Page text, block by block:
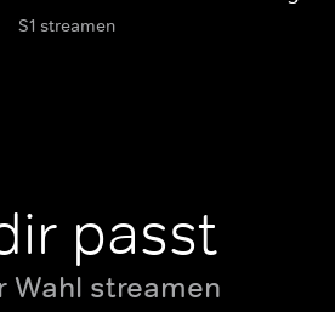
S1 streamen
passt
Wahl streamen